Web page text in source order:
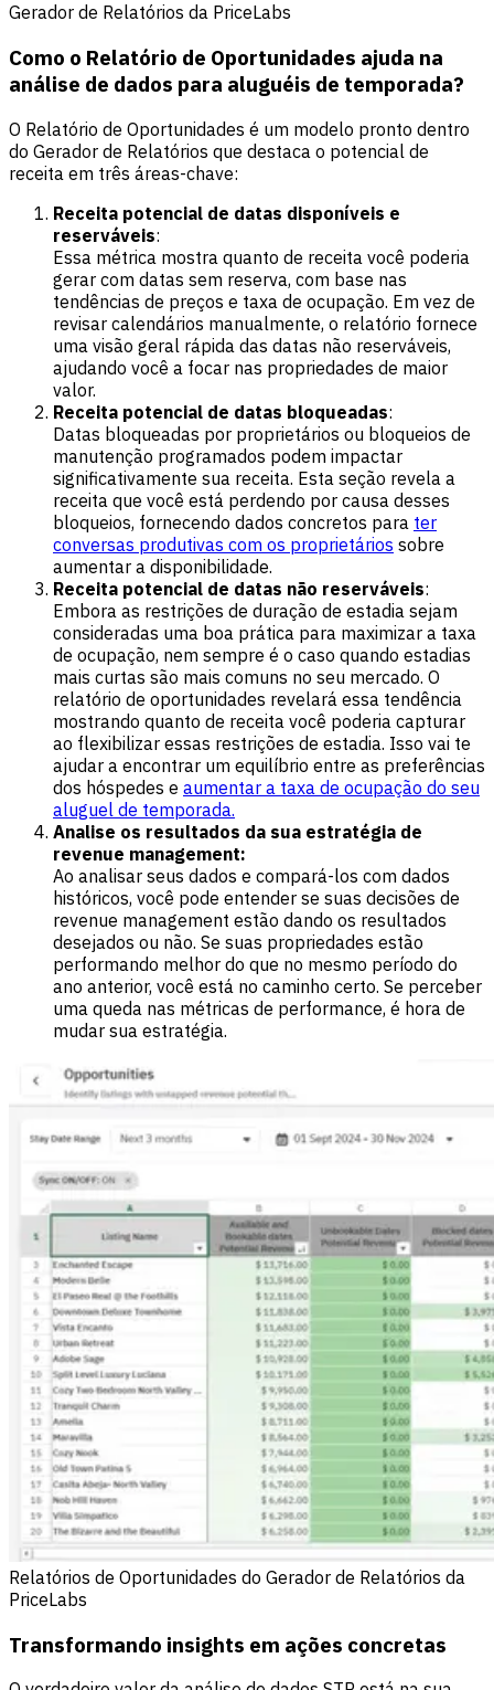
Gerador de Relatórios da PriceLabs
Como o Relatório de Oportunidades ajuda na
análise de dados para aluguéis de temporada?
O Relatório de Oportunidades é um modelo pronto dentro
do Gerador de Relatórios que destaca o potencial de
receita em três áreas-chave:
Receita potencial de datas disponíveis e
reserváveis:
Essa métrica mostra quanto de receita você poderia
gerar com datas sem reserva, com base nas
tendências de preços e taxa de ocupação. Em vez de
revisar calendários manualmente, o relatório fornece
uma visão geral rápida das datas não reserváveis,
ajudando você a focar nas propriedades de maior
valor.
Receita potencial de datas bloqueadas:
Datas bloqueadas por proprietários ou bloqueios de
manutenção programados podem impactar
significativamente sua receita. Esta seção revela a
receita que você está perdendo por causa desses
bloqueios, fornecendo dados concretos para ter
conversas produtivas com os proprietários sobre
aumentar a disponibilidade.
Receita potencial de datas não reserváveis:
Embora as restrições de duração de estadia sejam
consideradas uma boa prática para maximizar a taxa
de ocupação, nem sempre é o caso quando estadias
mais curtas são mais comuns no seu mercado. O
relatório de oportunidades revelará essa tendência
mostrando quanto de receita você poderia capturar
ao flexibilizar essas restrições de estadia. Isso vai te
ajudar a encontrar um equilíbrio entre as preferências
dos hóspedes e aumentar a taxa de ocupação do seu
aluguel de temporada.
Analise os resultados da sua estratégia de
revenue management:
Ao analisar seus dados e compará-los com dados
históricos, você pode entender se suas decisões de
revenue management estão dando os resultados
desejados ou não. Se suas propriedades estão
performando melhor do que no mesmo período do
ano anterior, você está no caminho certo. Se perceber
uma queda nas métricas de performance, é hora de
mudar sua estratégia.
Relatórios de Oportunidades do Gerador de Relatórios da
PriceLabs
Transformando insights em ações concretas